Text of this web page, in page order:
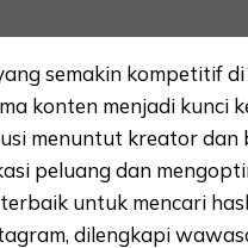
semakin kompetitif
konten menjadi kunci
menuntut kreator
peluang dan
untuk mencari
dilengkapi